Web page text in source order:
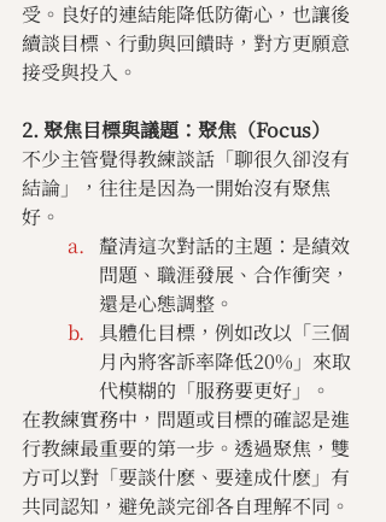
受。良好的連結能降低防衛心，也讓後
續談目標、行動與回饋時，對方更願意
接受與投入。
2. 聚焦目標與議題：聚焦（Focus）
不少主管覺得教練談話「聊很久卻沒有
結論」，往往是因為一開始沒有聚焦
好。
釐清這次對話的主題：是績效
問題、職涯發展、合作衝突，
還是心態調整。
具體化目標，例如改以「三個
月內將客訴率降低20%」來取
代模糊的「服務要更好」。
在教練實務中，問題或目標的確認是進
行教練最重要的第一步。透過聚焦，雙
方可以對「要談什麽、要達成什麽」有
共同認知，避免談完卻各自理解不同。